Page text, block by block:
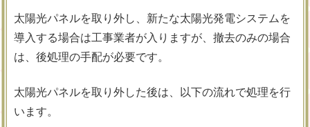
太陽光パネルを取り外し、新たな太陽光発電システムを
導入する場合は工事業者が入りますが、撤去のみの場合
は、後処理の手配が必要です。
太陽光パネルを取り外した後は、以下の流れで処理を行
います。